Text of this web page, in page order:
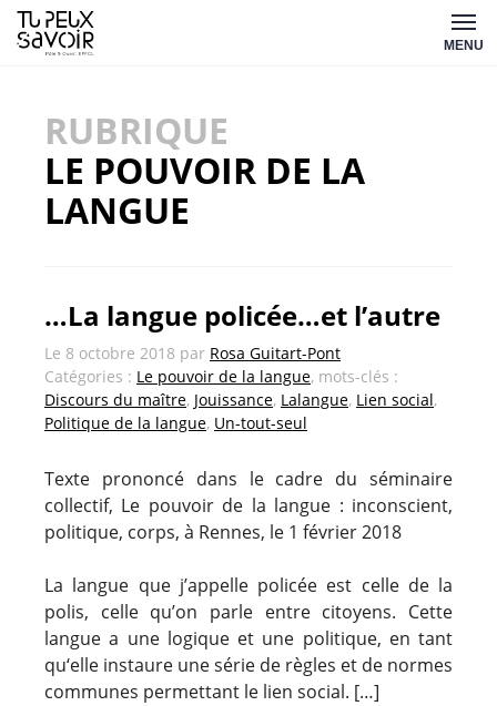
Aller
au
MENU
RUBRIQUE
LE POUVOIR DE LA
LANGUE
…La langue policée…et l’autre
Le 8 octobre 2018 par Rosa Guitart-Pont
Catégories : Le pouvoir de la langue, mots-clés :
Discours du maître, Jouissance, Lalangue, Lien social,
Politique de la langue, Un-tout-seul
Texte prononcé dans le cadre du séminaire
collectif, Le pouvoir de la langue : inconscient,
politique, corps, à Rennes, le 1 février 2018
La langue que j’appelle policée est celle de la
polis, celle qu’on parle entre citoyens. Cette
langue a une logique et une politique, en tant
qu‘elle instaure une série de règles et de normes
communes permettant le lien social. […]